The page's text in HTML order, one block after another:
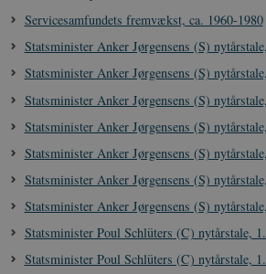
Servicesamfundets fremvækst, ca. 1960-1980
Statsminister Anker Jørgensens (S)
Statsminister Anker Jørgensens (S)
Statsminister Anker Jørgensens (S)
Statsminister Anker Jørgensens (S)
Statsminister Anker Jørgensens (S)
Statsminister Anker Jørgensens (S)
Statsminister Anker Jørgensens (S)
Statsminister Poul Schlüters (C) nytårstale,
Statsminister Poul Schlüters (C) nytårstale,
Nødvendige cookies hjælper med at
hjemmesiden brugbar ved at
grundlæggende funktioner som
Hjemmesiden kan ikke fungerer